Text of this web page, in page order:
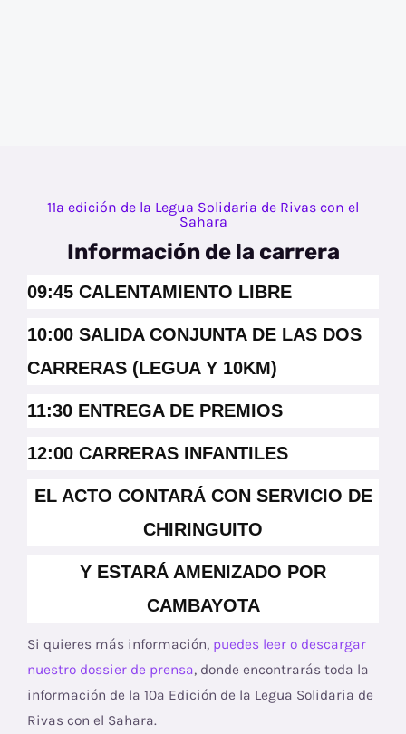
11ª edición de la Legua Solidaria de Rivas con el
Sahara
Información de la carrera
09:45 CALENTAMIENTO LIBRE
10:00 SALIDA CONJUNTA DE LAS DOS
CARRERAS (LEGUA Y 10KM)
11:30 ENTREGA DE PREMIOS
12:00 CARRERAS INFANTILES
EL ACTO CONTARÁ CON SERVICIO DE
CHIRINGUITO
Y ESTARÁ AMENIZADO POR
CAMBAYOTA
Si quieres más información, puedes leer o descargar
nuestro dossier de prensa, donde encontrarás toda la
información de la 10ª Edición de la Legua Solidaria de
Rivas con el Sahara.